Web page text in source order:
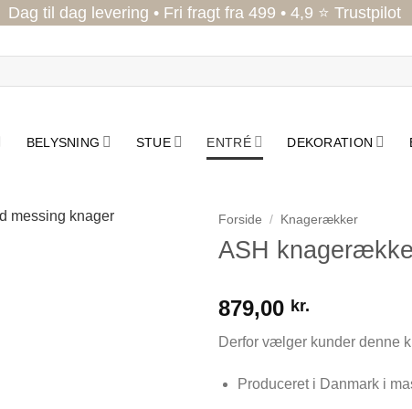
Dag til dag levering • Fri fragt fra 499 • 4,9 ⭐ Trustpilot
BELYSNING STUE ENTRÉ DEKORATION
Forside / Knagerækker
ASH
879,00 kr.
Derfor vælger kunder denne
Produceret i Danmark i